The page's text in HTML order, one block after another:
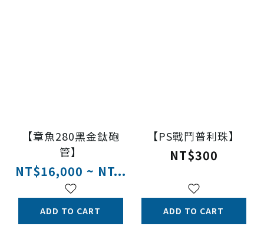
【章魚280黑金鈦砲
管】
NT$16,000 ~ NT...
ADD TO CART
【PS戰鬥普利珠】
NT$300
ADD TO CART